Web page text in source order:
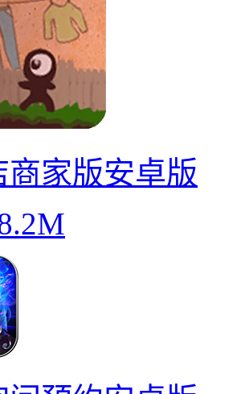
商家版安卓版